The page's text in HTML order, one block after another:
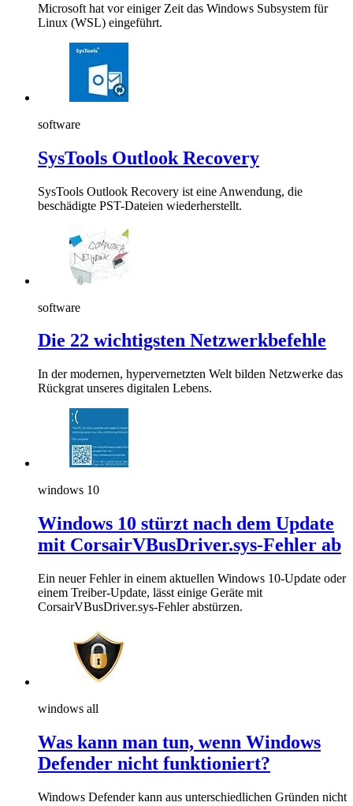
Microsoft hat vor einiger Zeit das Windows Subsystem für
Linux (WSL) eingeführt.
software
SysTools Outlook Recovery
SysTools Outlook Recovery ist eine Anwendung, die
beschädigte PST-Dateien wiederherstellt.
software
Die 22 wichtigsten Netzwerkbefehle
In der modernen, hypervernetzten Welt bilden Netzwerke das
Rückgrat unseres digitalen Lebens.
windows 10
Windows 10 stürzt nach dem Update
mit CorsairVBusDriver.sys-Fehler ab
Ein neuer Fehler in einem aktuellen Windows 10-Update oder
einem Treiber-Update, lässt einige Geräte mit
CorsairVBusDriver.sys-Fehler abstürzen.
windows all
Was kann man tun, wenn Windows
Defender nicht funktioniert?
Windows Defender kann aus unterschiedlichen Gründen nicht